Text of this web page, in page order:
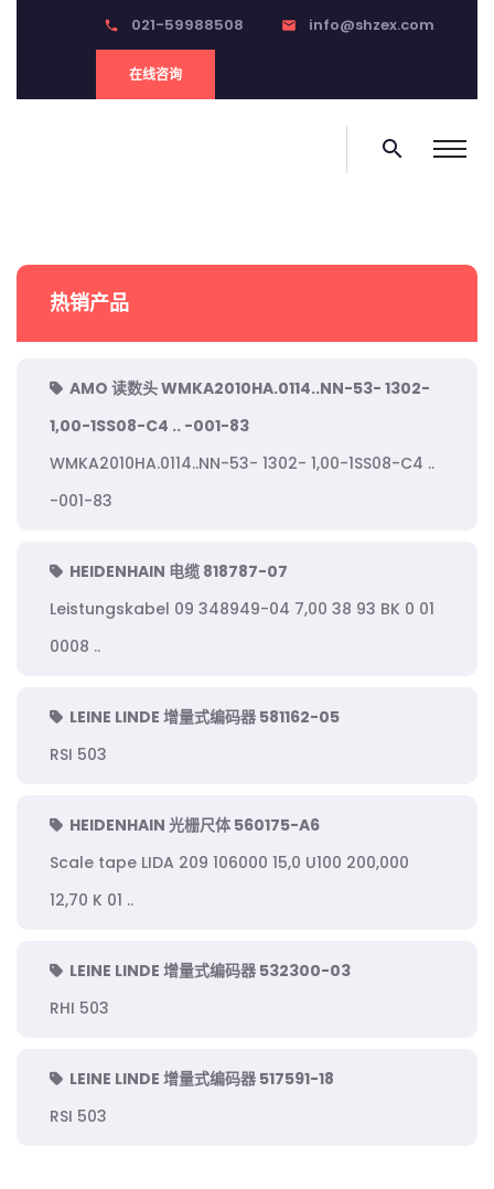
phone 021-59988508 email info@shzex.com
在线咨询
search
热销产品
AMO 读数头 WMKA2010HA.0114..NN-53- 1302-
1,00-1SS08-C4 .. -001-83
WMKA2010HA.0114..NN-53- 1302- 1,00-1SS08-C4 ..
-001-83
HEIDENHAIN 电缆 818787-07
Leistungskabel 09 348949-04 7,00 38 93 BK 0 01
0008 ..
LEINE LINDE 增量式编码器 581162-05
RSI 503
HEIDENHAIN 光栅尺体 560175-A6
Scale tape LIDA 209 106000 15,0 U100 200,000
12,70 K 01 ..
LEINE LINDE 增量式编码器 532300-03
RHI 503
LEINE LINDE 增量式编码器 517591-18
RSI 503